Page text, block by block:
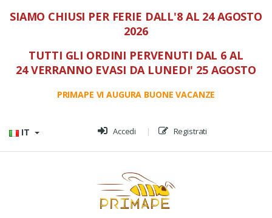
SIAMO CHIUSI PER FERIE DALL'8 AL 24 AGOSTO
2026
TUTTI GLI ORDINI PERVENUTI DAL 6 AL
24 VERRANNO EVASI DA LUNEDI' 25 AGOSTO
PRIMAPE VI AUGURA BUONE VACANZE
IT
Accedi Registrati